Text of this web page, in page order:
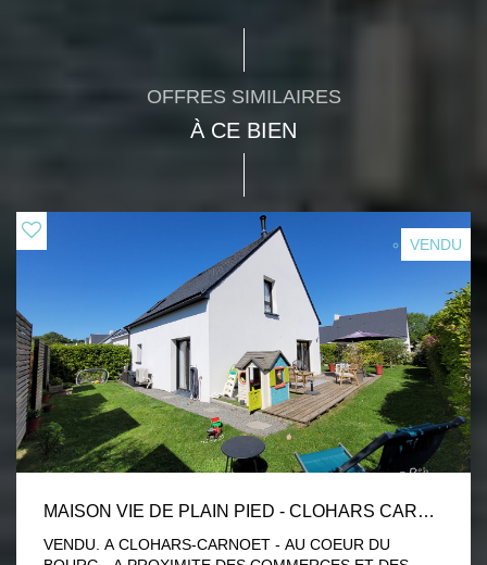
OFFRES SIMILAIRES
À CE BIEN
VENDU
MAISON VIE DE PLAIN PIED - CLOHARS CARNOET
VENDU. A CLOHARS-CARNOET - AU COEUR DU